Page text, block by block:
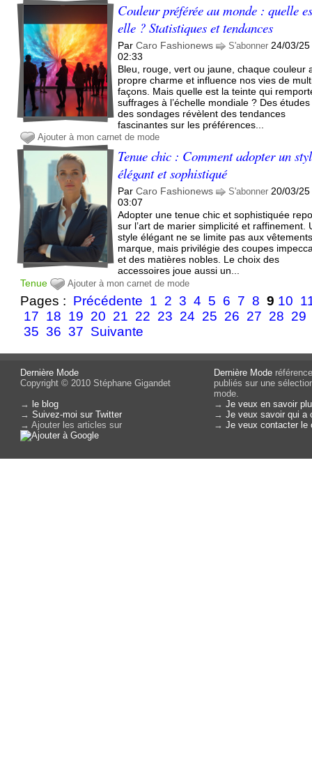
Couleur préférée au monde : quelle
elle ? Statistiques et tendances
ParCaro Fashionews S'abonner 24/03/25
02:33
Bleu, rouge, vert ou jaune, chaque couleur
propre charme et influence nos vies de
façons. Mais quelle est la teinte qui
suffrages à l’échelle mondiale ? Des
des sondages révèlent des tendances
fascinantes sur les préférences...
Ajouter à mon carnet de mode
Tenue chic : Comment adopter un
élégant et sophistiqué
ParCaro Fashionews S'abonner 20/03/25
03:07
Adopter une tenue chic et sophistiquée
sur l’art de marier simplicité et raffinement.
style élégant ne se limite pas aux
marque, mais privilégie des coupes
et des matières nobles. Le choix des
accessoires joue aussi un...
Tenue
Ajouter à mon carnet de mode
Pages : Précédente 1 2 3 4 5 6 7 8 9 10
17 18 19 20 21 22 23 24 25 26 27 28 29
35 36 37 Suivante
Dernière Mode
Copyright © 2010 Stéphane Gigandet
→ le blog
→Suivez-moi sur Twitter
→ Ajouter les articles sur
Dernière Mode
publiés sur une
mode.
→Je veux en savoir
→Je veux savoir qui a
→Je veux contacter le